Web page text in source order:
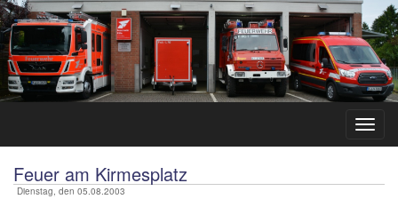
Feuer am Kirmesplatz
Dienstag, den 05.08.2003